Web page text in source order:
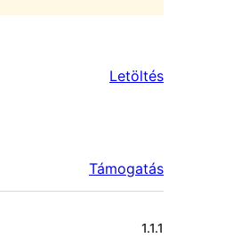
Letöltés
Támogatás
1.1.1